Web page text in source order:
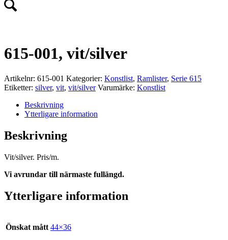
615-001, vit/silver
Artikelnr: 615-001 Kategorier: Konstlist, Ramlister, Serie 615
Etiketter: silver, vit, vit/silver Varumärke: Konstlist
Beskrivning
Ytterligare information
Beskrivning
Vit/silver. Pris/m.
Vi avrundar till närmaste fullängd.
Ytterligare information
Önskat mått 44×36